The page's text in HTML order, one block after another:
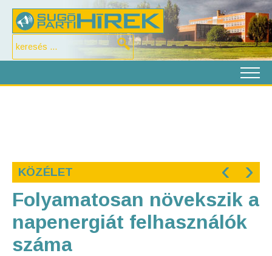
KÖZÉLET ‹ ›
Folyamatosan növekszik a
napenergiát felhasználók
száma